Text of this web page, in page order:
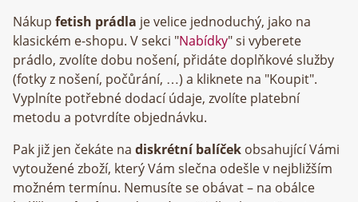
Nákup fetish prádla je velice jednoduchý, jako na
klasickém e-shopu. V sekci "Nabídky" si vyberete
prádlo, zvolíte dobu nošení, přidáte doplňkové služby
(fotky z nošení, počůrání, …) a kliknete na "Koupit".
Vyplníte potřebné dodací údaje, zvolíte platební
metodu a potvrdíte objednávku.
Pak již jen čekáte na diskrétní balíček obsahující Vámi
vytoužené zboží, který Vám slečna odešle v nejbližším
možném termínu. Nemusíte se obávat – na obálce